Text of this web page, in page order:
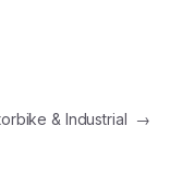
& Industrial →